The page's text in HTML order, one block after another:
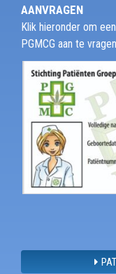
AANVRAGEN
Klik hieronder om
PGMCG aan te vragen